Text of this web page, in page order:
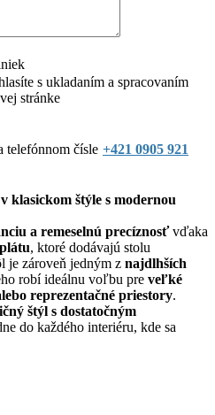
s ukladaním a spracovaním
stránke
telefónnom čísle +421 0905 921
klasickom štýle s modernou
a remeselnú precíznosťvďaka
, ktoré dodávajú stolu
je zároveň jedným z najdlhších
robí ideálnu voľbu pre veľké
reprezentačné priestory.
štýl s dostatočným
do každého interiéru, kde sa